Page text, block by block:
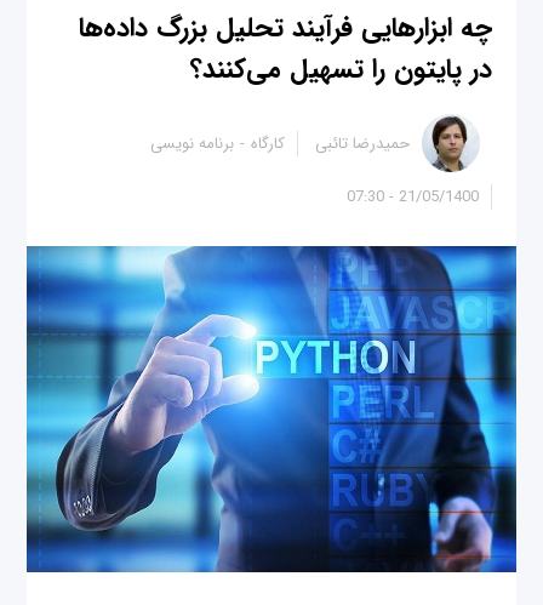
چه ابزارهایی فرآیند تحلیل بزرگ داده‌ها
در پایتون را تسهیل می‌کنند؟
21/05/1400 - 07:30
حمیدرضا تائبی کارگاه برنامه نویسی